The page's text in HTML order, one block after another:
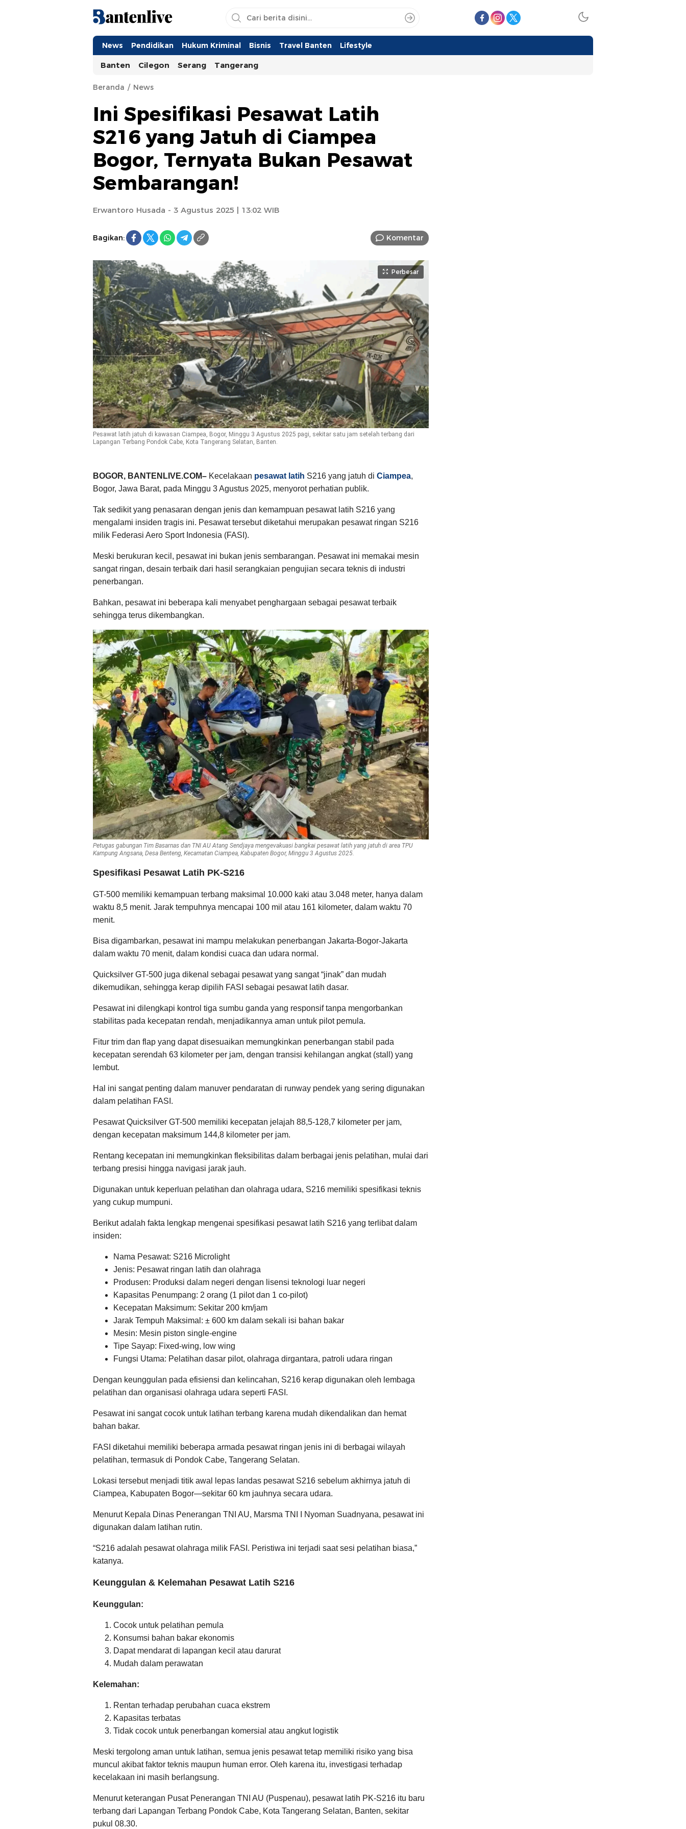
Bantenlive.com
Informasi Banten Terkini
News Pendidikan Hukum Kriminal Bisnis Travel Banten Lifestyle
Banten Cilegon Serang Tangerang
Beranda News
Ini Spesifikasi Pesawat Latih
S216 yang Jatuh di Ciampea
Bogor, Ternyata Bukan Pesawat
Sembarangan!
Erwantoro Husada - 3 Agustus 2025 | 13:02 WIB
Bagikan: Komentar
Perbesar
Pesawat latih jatuh di kawasan Ciampea, Bogor, Minggu 3 Agustus 2025 pagi, sekitar satu jam setelah terbang dari
Lapangan Terbang Pondok Cabe, Kota Tangerang Selatan, Banten.
BOGOR, BANTENLIVE.COM– Kecelakaan pesawat latih S216 yang jatuh di Ciampea,
Bogor, Jawa Barat, pada Minggu 3 Agustus 2025, menyorot perhatian publik.
Tak sedikit yang penasaran dengan jenis dan kemampuan pesawat latih S216 yang
mengalami insiden tragis ini. Pesawat tersebut diketahui merupakan pesawat ringan S216
milik Federasi Aero Sport Indonesia (FASI).
Meski berukuran kecil, pesawat ini bukan jenis sembarangan. Pesawat ini memakai mesin
sangat ringan, desain terbaik dari hasil serangkaian pengujian secara teknis di industri
penerbangan.
Bahkan, pesawat ini beberapa kali menyabet penghargaan sebagai pesawat terbaik
sehingga terus dikembangkan.
Petugas gabungan Tim Basarnas dan TNI AU Atang Sendjaya mengevakuasi bangkai pesawat latih yang jatuh di area TPU
Kampung Angsana, Desa Benteng, Kecamatan Ciampea, Kabupaten Bogor, Minggu 3 Agustus 2025.
Spesifikasi Pesawat Latih PK-S216
GT-500 memiliki kemampuan terbang maksimal 10.000 kaki atau 3.048 meter, hanya dalam
waktu 8,5 menit. Jarak tempuhnya mencapai 100 mil atau 161 kilometer, dalam waktu 70
menit.
Bisa digambarkan, pesawat ini mampu melakukan penerbangan Jakarta-Bogor-Jakarta
dalam waktu 70 menit, dalam kondisi cuaca dan udara normal.
Quicksilver GT-500 juga dikenal sebagai pesawat yang sangat “jinak” dan mudah
dikemudikan, sehingga kerap dipilih FASI sebagai pesawat latih dasar.
Pesawat ini dilengkapi kontrol tiga sumbu ganda yang responsif tanpa mengorbankan
stabilitas pada kecepatan rendah, menjadikannya aman untuk pilot pemula.
Fitur trim dan flap yang dapat disesuaikan memungkinkan penerbangan stabil pada
kecepatan serendah 63 kilometer per jam, dengan transisi kehilangan angkat (stall) yang
lembut.
Hal ini sangat penting dalam manuver pendaratan di runway pendek yang sering digunakan
dalam pelatihan FASI.
Pesawat Quicksilver GT-500 memiliki kecepatan jelajah 88,5-128,7 kilometer per jam,
dengan kecepatan maksimum 144,8 kilometer per jam.
Rentang kecepatan ini memungkinkan fleksibilitas dalam berbagai jenis pelatihan, mulai dari
terbang presisi hingga navigasi jarak jauh.
Digunakan untuk keperluan pelatihan dan olahraga udara, S216 memiliki spesifikasi teknis
yang cukup mumpuni.
Berikut adalah fakta lengkap mengenai spesifikasi pesawat latih S216 yang terlibat dalam
insiden:
Nama Pesawat: S216 Microlight
Jenis: Pesawat ringan latih dan olahraga
Produsen: Produksi dalam negeri dengan lisensi teknologi luar negeri
Kapasitas Penumpang: 2 orang (1 pilot dan 1 co-pilot)
Kecepatan Maksimum: Sekitar 200 km/jam
Jarak Tempuh Maksimal: ± 600 km dalam sekali isi bahan bakar
Mesin: Mesin piston single-engine
Tipe Sayap: Fixed-wing, low wing
Fungsi Utama: Pelatihan dasar pilot, olahraga dirgantara, patroli udara ringan
Dengan keunggulan pada efisiensi dan kelincahan, S216 kerap digunakan oleh lembaga
pelatihan dan organisasi olahraga udara seperti FASI.
Pesawat ini sangat cocok untuk latihan terbang karena mudah dikendalikan dan hemat
bahan bakar.
FASI diketahui memiliki beberapa armada pesawat ringan jenis ini di berbagai wilayah
pelatihan, termasuk di Pondok Cabe, Tangerang Selatan.
Lokasi tersebut menjadi titik awal lepas landas pesawat S216 sebelum akhirnya jatuh di
Ciampea, Kabupaten Bogor—sekitar 60 km jauhnya secara udara.
Menurut Kepala Dinas Penerangan TNI AU, Marsma TNI I Nyoman Suadnyana, pesawat ini
digunakan dalam latihan rutin.
“S216 adalah pesawat olahraga milik FASI. Peristiwa ini terjadi saat sesi pelatihan biasa,”
katanya.
Keunggulan & Kelemahan Pesawat Latih S216
Keunggulan:
Cocok untuk pelatihan pemula
Konsumsi bahan bakar ekonomis
Dapat mendarat di lapangan kecil atau darurat
Mudah dalam perawatan
Kelemahan:
Rentan terhadap perubahan cuaca ekstrem
Kapasitas terbatas
Tidak cocok untuk penerbangan komersial atau angkut logistik
Meski tergolong aman untuk latihan, semua jenis pesawat tetap memiliki risiko yang bisa
muncul akibat faktor teknis maupun human error. Oleh karena itu, investigasi terhadap
kecelakaan ini masih berlangsung.
Menurut keterangan Pusat Penerangan TNI AU (Puspenau), pesawat latih PK-S216 itu baru
terbang dari Lapangan Terbang Pondok Cabe, Kota Tangerang Selatan, Banten, sekitar
pukul 08.30.